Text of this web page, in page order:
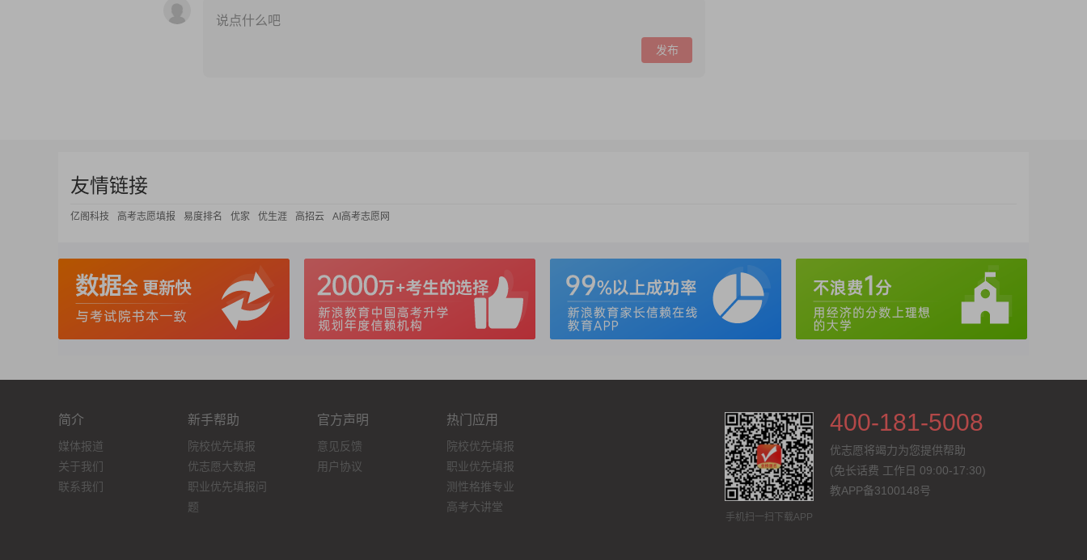
说点什么吧
发布
友情链接
亿阁科技 高考志愿填报 易度排名 优家 优生涯 高招云 AI高考志愿网
手机扫一扫下载APP
400-181-5008
优志愿将竭力为您提供帮助
(免长话费 工作日 09:00-17:30)
教APP备3100148号
简介
媒体报道
关于我们
联系我们
新手帮助
院校优先填报
优志愿大数据
职业优先填报问
题
官方声明
意见反馈
用户协议
热门应用
院校优先填报
职业优先填报
测性格推专业
高考大讲堂